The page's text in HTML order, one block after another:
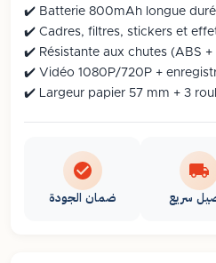
✔️ Batterie 800mAh longue
✔️ Cadres, filtres, stickers et
✔️ Résistante aux chutes (ABS +
✔️ Vidéo 1080P/720P +
✔️ Largeur papier 57 mm + 3
سريع ضمان الجودة